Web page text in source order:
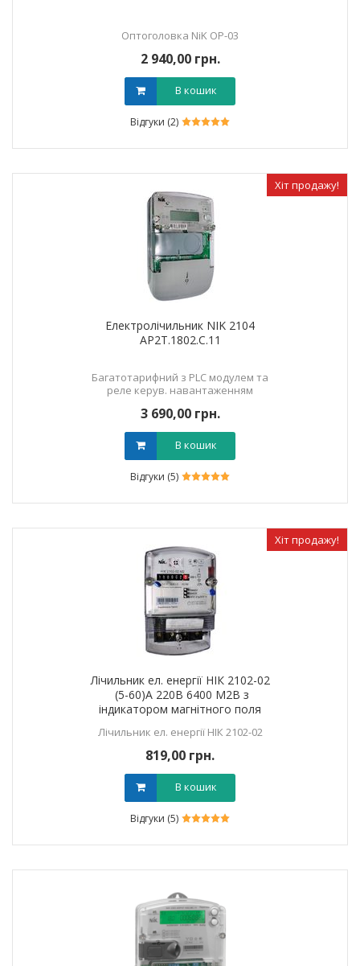
Оптоголовка NiK OP-03
2 940,00 грн.
В кошик
Відгуки (2)
Хіт продажу!
Електролічильник NIK 2104
AP2T.1802.C.11
Багатотарифний з PLC модулем та
реле керув. навантаженням
3 690,00 грн.
В кошик
Відгуки (5)
Хіт продажу!
Лічильник ел. енергії НІК 2102-02
(5-60)А 220В 6400 М2В з
індикатором магнітного поля
Лічильник ел. енергії НІК 2102-02
819,00 грн.
В кошик
Відгуки (5)